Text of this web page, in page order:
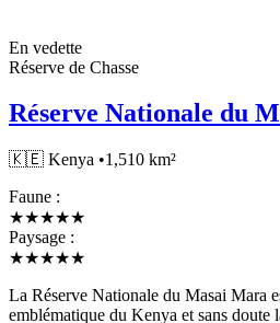
En vedette
Réserve de Chasse
Réserve Nationale du
🇰🇪 Kenya •1,510 km²
Faune :
★★★★★
Paysage :
★★★★★
La Réserve Nationale du Masai Mara
emblématique du Kenya et sans doute